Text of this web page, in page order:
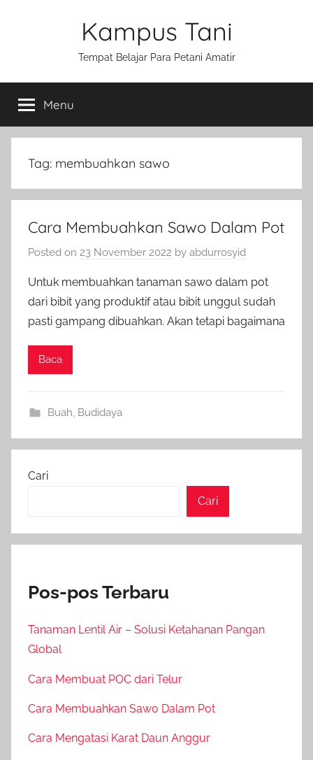
Kampus Tani
Tempat Belajar Para Petani Amatir
Menu
Tag: membuahkan sawo
Cara Membuahkan Sawo Dalam Pot
Posted on 23 November 2022 by abdurrosyid
Untuk membuahkan tanaman sawo dalam pot
dari bibit yang produktif atau bibit unggul sudah
pasti gampang dibuahkan. Akan tetapi bagaimana
Baca
Buah Budidaya
Cari
Cari
Pos-pos Terbaru
Tanaman Lentil Air – Solusi Ketahanan Pangan
Global
Cara Membuat POC dari Telur
Cara Membuahkan Sawo Dalam Pot
Cara Mengatasi Karat Daun Anggur